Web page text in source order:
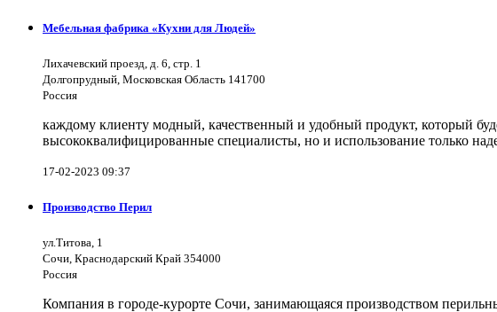
Мебельная фабрика «Кухни для Людей»
Лихачевский проезд, д. 6, стр. 1
Долгопрудный, Московская Область 141700
Россия
каждому клиенту модный, качественный и удобный продукт, который
высококвалифицированные специалисты, но и использование только
17-02-2023 09:37
Производство Перил
ул.Титова, 1
Сочи, Краснодарский Край 354000
Россия
Компания в городе-курорте Сочи, занимающаяся производством